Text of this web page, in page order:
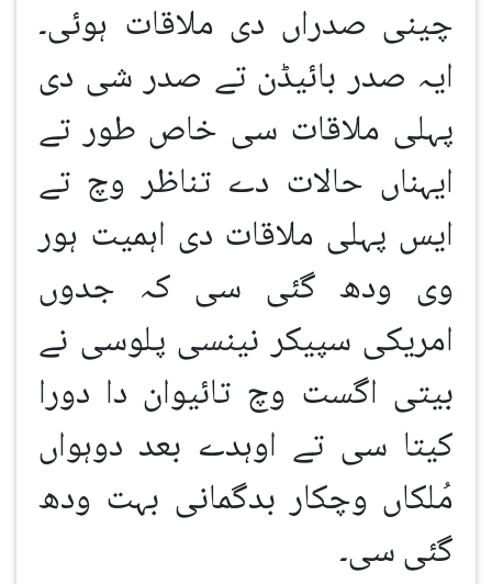
چینی صدراں دی ملاقات ہوئی۔
ایہ صدر بائیڈن تے صدر شی دی
پہلی ملاقات سی خاص طور تے
ایہناں حالات دے تناظر وچ تے
ایس پہلی ملاقات دی اہمیت ہور
وی ودھ گئی سی کہ جدوں
امریکی سپیکر نینسی پلوسی نے
بیتی اگست وچ تائیوان دا دورا
کیتا سی تے اوہدے بعد دوہواں
مُلکاں وچکار بدگمانی بہت ودھ
گئی سی۔